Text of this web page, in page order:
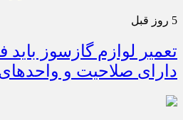
5 روز قبل
تعمیر لوازم گازسوز
دارای صلاحیت و